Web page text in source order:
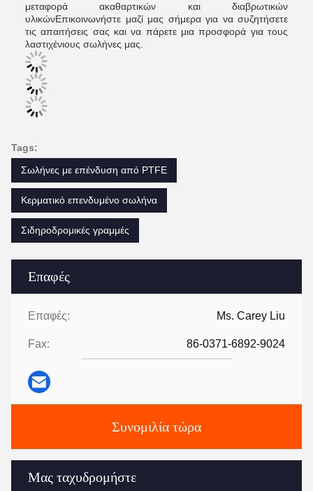
Επαφές
Επαφές: Ms. Carey Liu
Fax: 86-0371-6892-9024
Συνομιλία τώρα
Μας ταχυδρομήστε
μεταφορά ακαθαρτικών και διαβρωτικών
υλικώνΕπικοινωνήστε μαζί μας σήμερα για να συζητήσετε
τις απαιτήσεις σας και να πάρετε μια προσφορά για τους
λαστιχένιους σωλήνες μας.
Tags:
Σωλήνες με επένδυση από PTFE
Κερματικό επενδυμένο σωλήνα
Σιδηροδρομικές γραμμές